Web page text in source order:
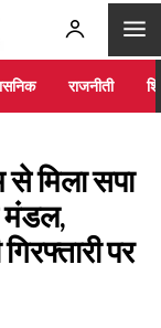
राजनीती
मिला सपा
मंडल,
पर